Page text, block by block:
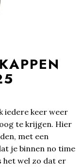
iedere keer weer
te krijgen. Hier
met een
je binnen no time
het wel zo dat er